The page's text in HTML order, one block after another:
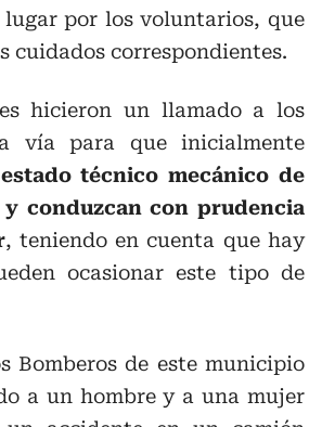
por los voluntarios, que
cuidados correspondientes.
hicieron un llamado a los
vía para que inicialmente
técnico mecánico de
conduzcan con prudencia
, teniendo en cuenta que hay
ocasionar este tipo de
Bomberos de este municipio
a un hombre y a una mujer